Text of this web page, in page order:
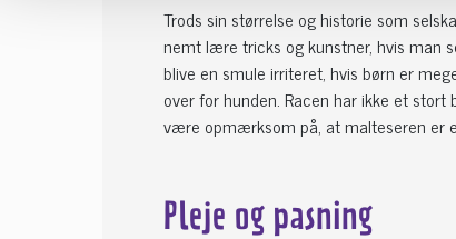
Trods sin størrelse og historie som
nemt lære tricks og kunstner, hvis man
blive en smule irriteret, hvis børn er
over for hunden. Racen har ikke et
være opmærksom på, at malteseren er
Pleje og pasning